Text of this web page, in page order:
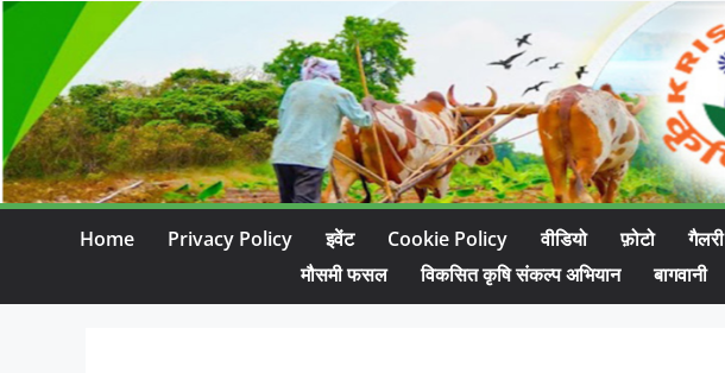
Home Privacy Policy इवेंट Cookie Policy वीडियो फ़ोटो गैलरी
मौसमी फसल
विकसित कृषि संकल्प अभियान बागवानी